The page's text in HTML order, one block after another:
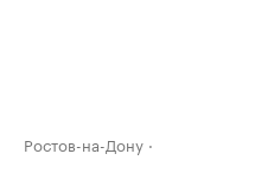
Ростов-на-Дону